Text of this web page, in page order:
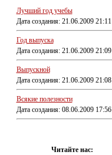
Лучший год учебы
Дата создания: 21.06.2009 21:11
Год выпуска
Дата создания: 21.06.2009 21:09
Выпускной
Дата создания: 21.06.2009 21:08
Всякие полезности
Дата создания: 08.06.2009 17:56
Читайте нас: